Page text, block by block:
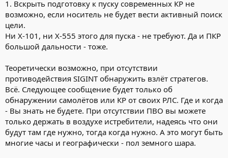
1. Вскрыть подготовку к пуску современных КР не
возможно, если носитель не будет вести активный поиск
цели.
Ни Х-101, ни Х-555 этого для пуска - не требуют. Да и ПКР
большой дальности - тоже.
Теоретически возможно, при отсутствии
противодействия SIGINT обнаружить взлёт стратегов.
Всё. Следующее сообщение будет только об
обнаружении самолётов или КР от своих РЛС. Где и когда
- Вы знать не будете. При отсутствии ПВО вы можете
только держать в воздухе истребители, надеясь что они
будут там где нужно, тогда когда нужно. А это могут быть
многие часы и географически - пол земного шара.